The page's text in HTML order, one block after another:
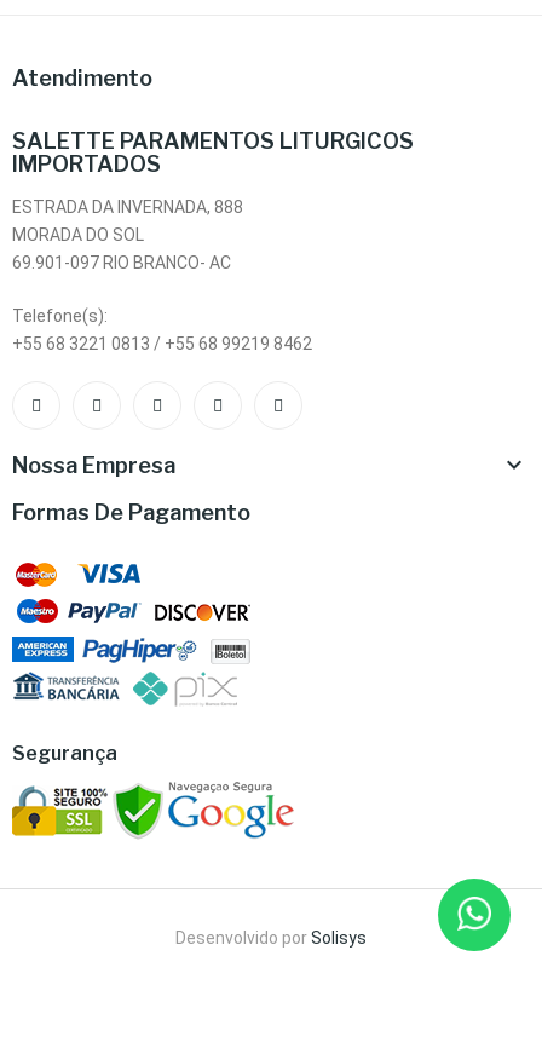
Atendimento
SALETTE PARAMENTOS LITURGICOS
IMPORTADOS
ESTRADA DA INVERNADA, 888
MORADA DO SOL
69.901-097 RIO BRANCO- AC
Telefone(s):
+55 68 3221 0813 / +55 68 99219 8462
Nossa Empresa 
Formas De Pagamento
Segurança
Desenvolvido porSolisys